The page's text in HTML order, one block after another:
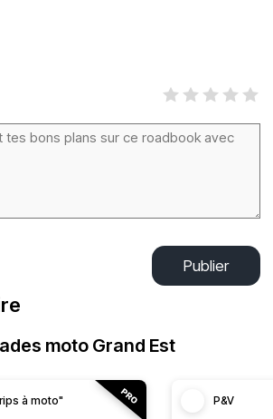
Publier
moto Grand Est
à moto" P&V